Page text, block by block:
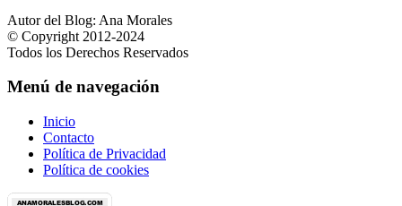
Autor del Blog: Ana Morales
© Copyright 2012-2024
Todos los Derechos Reservados
Menú de navegación
Inicio
Contacto
Política de Privacidad
Política de cookies